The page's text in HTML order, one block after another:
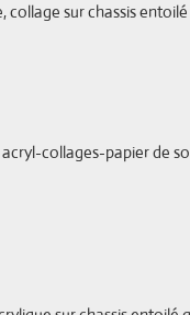
collage sur chassis
collages-papier de